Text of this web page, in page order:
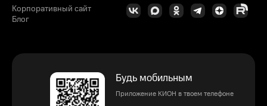
Корпоративный сайт
Блог
Будь мобильным
Приложение КИОН в твоем телефоне